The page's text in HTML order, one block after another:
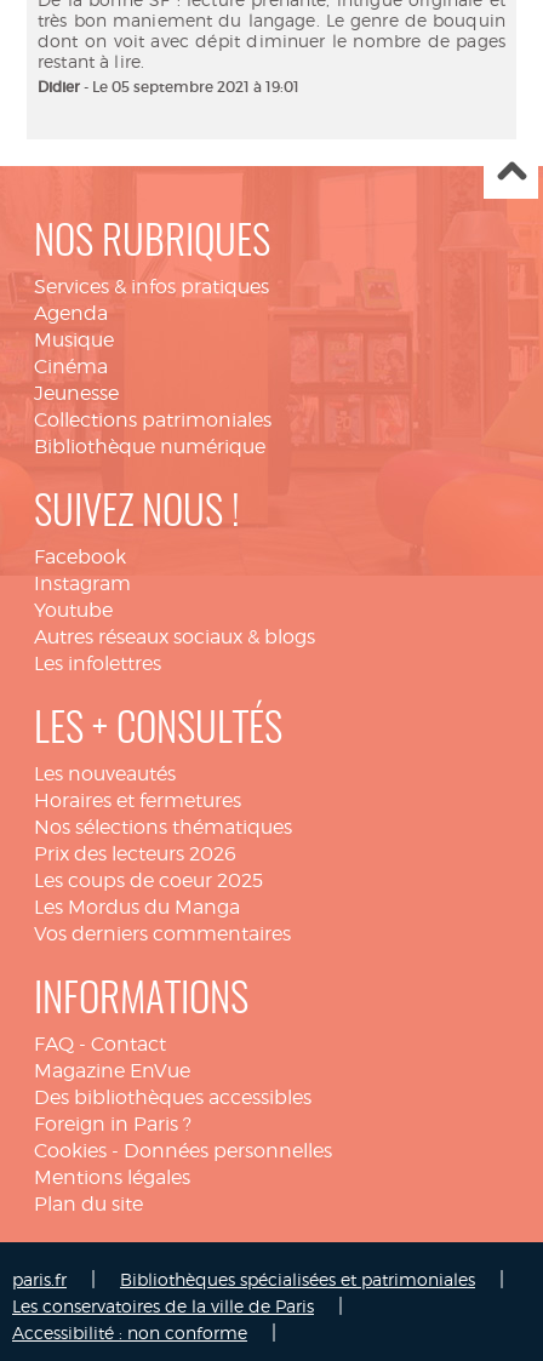
très bon maniement du langage. Le genre de bouquin
dont on voit avec dépit diminuer le nombre de pages
restant à lire.
Didier - Le 05 septembre 2021 à 19:01
NOS RUBRIQUES
Services & infos pratiques
Agenda
Musique
Cinéma
Jeunesse
Collections patrimoniales
Bibliothèque numérique
SUIVEZ NOUS !
Facebook
Instagram
Youtube
Autres réseaux sociaux & blogs
Les infolettres
LES + CONSULTÉS
Les nouveautés
Horaires et fermetures
Nos sélections thématiques
Prix des lecteurs 2026
Les coups de coeur 2025
Les Mordus du Manga
Vos derniers commentaires
INFORMATIONS
FAQ - Contact
Magazine EnVue
Des bibliothèques accessibles
Foreign in Paris ?
Cookies - Données personnelles
Mentions légales
Plan du site
paris.fr Bibliothèques spécialisées et patrimoniales
Les conservatoires de la ville de Paris
Accessibilité : non conforme